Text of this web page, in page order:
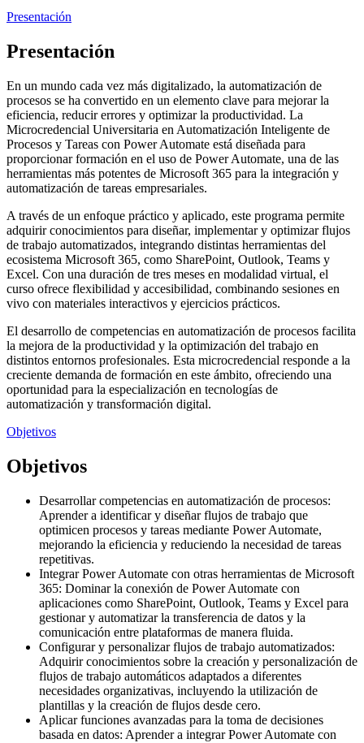
Presentación
Presentación
En un mundo cada vez más digitalizado, la automatización de
procesos se ha convertido en un elemento clave para mejorar la
eficiencia, reducir errores y optimizar la productividad. La
Microcredencial Universitaria en Automatización Inteligente de
Procesos y Tareas con Power Automate está diseñada para
proporcionar formación en el uso de Power Automate, una de las
herramientas más potentes de Microsoft 365 para la integración y
automatización de tareas empresariales.
A través de un enfoque práctico y aplicado, este programa permite
adquirir conocimientos para diseñar, implementar y optimizar flujos
de trabajo automatizados, integrando distintas herramientas del
ecosistema Microsoft 365, como SharePoint, Outlook, Teams y
Excel. Con una duración de tres meses en modalidad virtual, el
curso ofrece flexibilidad y accesibilidad, combinando sesiones en
vivo con materiales interactivos y ejercicios prácticos.
El desarrollo de competencias en automatización de procesos facilita
la mejora de la productividad y la optimización del trabajo en
distintos entornos profesionales. Esta microcredencial responde a la
creciente demanda de formación en este ámbito, ofreciendo una
oportunidad para la especialización en tecnologías de
automatización y transformación digital.
Objetivos
Objetivos
Desarrollar competencias en automatización de procesos:
Aprender a identificar y diseñar flujos de trabajo que
optimicen procesos y tareas mediante Power Automate,
mejorando la eficiencia y reduciendo la necesidad de tareas
repetitivas.
Integrar Power Automate con otras herramientas de Microsoft
365: Dominar la conexión de Power Automate con
aplicaciones como SharePoint, Outlook, Teams y Excel para
gestionar y automatizar la transferencia de datos y la
comunicación entre plataformas de manera fluida.
Configurar y personalizar flujos de trabajo automatizados:
Adquirir conocimientos sobre la creación y personalización de
flujos de trabajo automáticos adaptados a diferentes
necesidades organizativas, incluyendo la utilización de
plantillas y la creación de flujos desde cero.
Aplicar funciones avanzadas para la toma de decisiones
basada en datos: Aprender a integrar Power Automate con